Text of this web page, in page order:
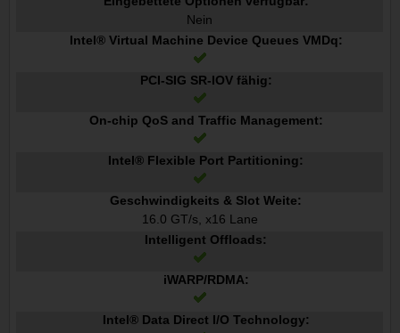
Nein
Intel® Virtual Machine Device Queues VMDq:
PCI-SIG SR-IOV fähig:
On-chip QoS and Traffic Management:
Intel® Flexible Port Partitioning:
Geschwindigkeits & Slot Weite:
16.0 GT/s, x16 Lane
Intelligent Offloads:
iWARP/RDMA:
Intel® Data Direct I/O Technology: